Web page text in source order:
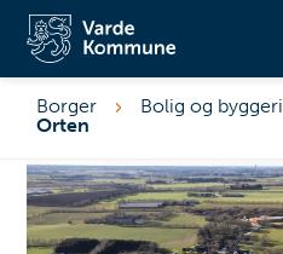
Borger Bolig og byggeri
Orten